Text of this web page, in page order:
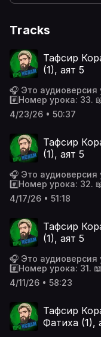
Tracks
Тафсир
(1), аят 5
🎧 Это аудиоверсия
#️⃣Номер урока: 33.
4/23/26 • 50:37
Тафсир
(1), аят 5
🎧 Это аудиоверсия
#️⃣Номер урока: 32.
4/17/26 • 51:18
Тафсир
(1), аят 5
🎧 Это аудиоверсия
#️⃣Номер урока: 31.
4/11/26 • 58:23
Тафсир
Фатиха (1),